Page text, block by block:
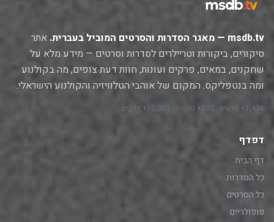
msdb.tv — מאגר הסדרות והסרטים המוביל בעברית.
אתר
סיקורים, ביקורות וטריילרים לסדרות וסרטים — מידע מלא על
שחקנים, במאים, פרקים ועונות, חוות דעת צופים, מה בקולנוע
ומה בנטפליקס. המקום של אוהבי הטלוויזיה והקולנוע הישראלי.
1,436+ סרטים · 230+ סדרות · 12,000+ פרקים
דפדף
דף הבית
כל הסדרות
כל הסרטים
פופולריים